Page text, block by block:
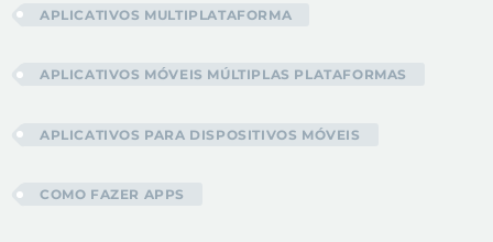
APLICATIVOS MULTIPLATAFORMA
APLICATIVOS MÓVEIS MÚLTIPLAS PLATAFORMAS
APLICATIVOS PARA DISPOSITIVOS MÓVEIS
COMO FAZER APPS